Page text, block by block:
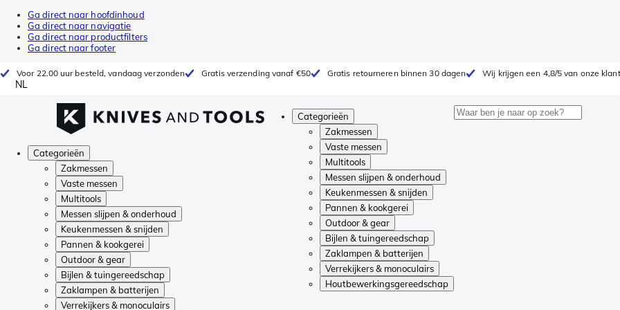
Ga direct naar hoofdinhoud
Ga direct naar navigatie
Ga direct naar productfilters
Ga direct naar footer
Voor 22.00 uur besteld, vandaag verzonden Gratis verzending vanaf €50 Gratis retourneren binnen 30 dagen Wij krijgen een 4,8/5 van onze
NL
Categorieën
Zakmessen
Vaste messen
Multitools
Messen slijpen & onderhoud
Keukenmessen & snijden
Pannen & kookgerei
Outdoor & gear
Bijlen & tuingereedschap
Zaklampen & batterijen
Verrekijkers & monoculairs
Houtbewerkingsgereedschap
Categorieën
Zakmessen
Vaste messen
Multitools
Messen slijpen & onderhoud
Keukenmessen & snijden
Pannen & kookgerei
Outdoor & gear
Bijlen & tuingereedschap
Zaklampen & batterijen
Verrekijkers & monoculairs